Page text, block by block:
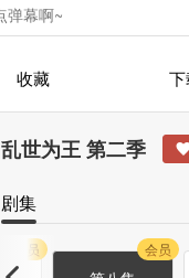
收藏
乱世为王 第二季
剧集
会员 会员